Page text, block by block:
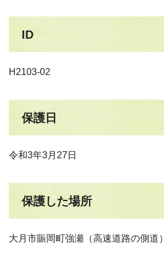
ID
H2103-02
保護日
令和3年3月27日
保護した場所
大月市賑岡町強瀬（高速道路の側道）